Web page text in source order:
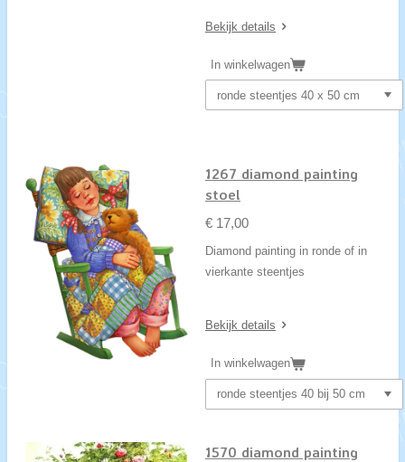
Bekijk details
In winkelwagen
1267 diamond painting
stoel
€ 17,00
Diamond painting in ronde of in
vierkante steentjes
Bekijk details
In winkelwagen
1570 diamond painting